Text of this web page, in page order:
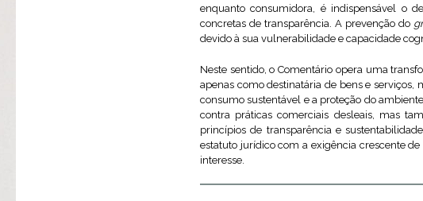
enquanto consumidora, é indispensável o
concretas de transparência. A prevenção do
devido à sua vulnerabilidade e capacidade
Neste sentido, o Comentário opera uma
apenas como destinatária de bens e
consumo sustentável e a proteção do
contra práticas comerciais desleais, mas
princípios de transparência e
estatuto jurídico com a exigência crescente
interesse.